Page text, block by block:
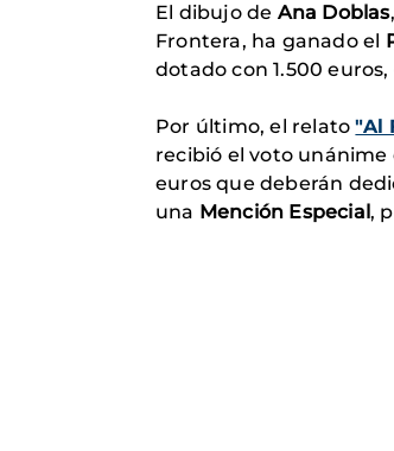
El dibujo de Ana Doblas
Frontera, ha ganado el
dotado con 1.500
Por último, el relato"Al
recibió el voto unánime
euros que deberán
una Mención Especial,